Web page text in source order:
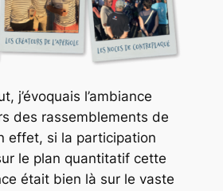
j’évoquais l’ambiance
des rassemblements de
effet, si la participation
le plan quantitatif cette
était bien là sur le vaste